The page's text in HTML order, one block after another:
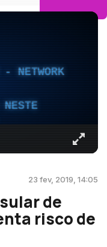
NETWORK
NESTE
23 fev, 2019, 14:05
de
risco de